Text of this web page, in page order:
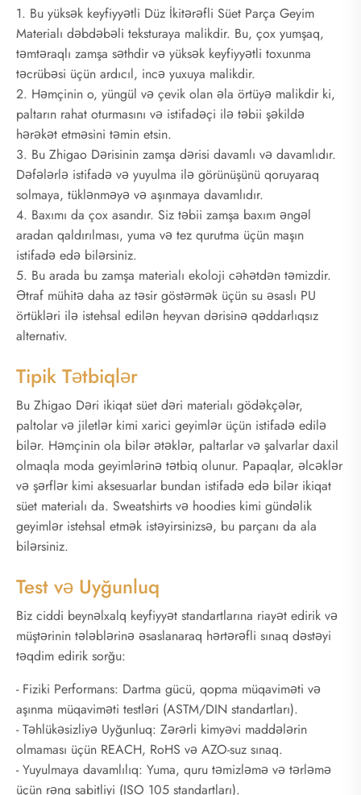
1. Bu yüksək keyfiyyətli Düz İkitərəfli Süet Parça Geyim
Materialı dəbdəbəli teksturaya malikdir. Bu, çox yumşaq,
təmtəraqlı zamşa səthdir və yüksək keyfiyyətli toxunma
təcrübəsi üçün ardıcıl, incə yuxuya malikdir.
2. Həmçinin o, yüngül və çevik olan əla örtüyə malikdir ki,
paltarın rahat oturmasını və istifadəçi ilə təbii şəkildə
hərəkət etməsini təmin etsin.
3. Bu Zhigao Dərisinin zamşa dərisi davamlı və davamlıdır.
Dəfələrlə istifadə və yuyulma ilə görünüşünü qoruyaraq
solmaya, tüklənməyə və aşınmaya davamlıdır.
4. Baxımı da çox asandır. Siz təbii zamşa baxım əngəl
aradan qaldırılması, yuma və tez qurutma üçün maşın
istifadə edə bilərsiniz.
5. Bu arada bu zamşa materialı ekoloji cəhətdən təmizdir.
Ətraf mühitə daha az təsir göstərmək üçün su əsaslı PU
örtükləri ilə istehsal edilən heyvan dərisinə qəddarlıqsız
alternativ.
Tipik Tətbiqlər
Bu Zhigao Dəri ikiqat süet dəri materialı gödəkçələr,
paltolar və jiletlər kimi xarici geyimlər üçün istifadə edilə
bilər. Həmçinin ola bilər ətəklər, paltarlar və şalvarlar daxil
olmaqla moda geyimlərinə tətbiq olunur. Papaqlar, əlcəklər
və şərflər kimi aksesuarlar bundan istifadə edə bilər ikiqat
süet materialı da. Sweatshirts və hoodies kimi gündəlik
geyimlər istehsal etmək istəyirsinizsə, bu parçanı da ala
bilərsiniz.
Test və Uyğunluq
Biz ciddi beynəlxalq keyfiyyət standartlarına riayət edirik və
müştərinin tələblərinə əsaslanaraq hərtərəfli sınaq dəstəyi
təqdim edirik sorğu:
- Fiziki Performans: Dartma gücü, qopma müqaviməti və
aşınma müqaviməti testləri (ASTM/DIN standartları).
- Təhlükəsizliyə Uyğunluq: Zərərli kimyəvi maddələrin
olmaması üçün REACH, RoHS və AZO-suz sınaq.
- Yuyulmaya davamlılıq: Yuma, quru təmizləmə və tərləmə
üçün rəng sabitliyi (ISO 105 standartları).